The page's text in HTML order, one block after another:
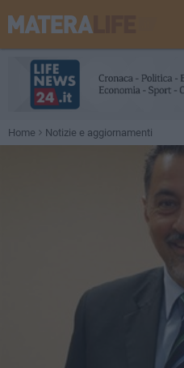
Home Notizie e aggiornamenti